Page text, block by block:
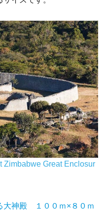
Great Enclosur
大神殿
１００ｍ×８０ｍ